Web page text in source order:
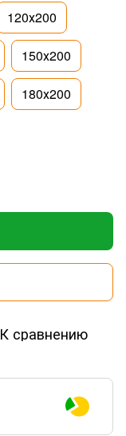
120х200
150х200
180х200
К сравнению